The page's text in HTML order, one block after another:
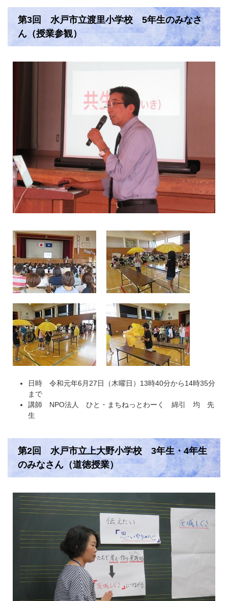
第3回 水戸市立渡里小学校 5年生のみなさ
ん（授業参観）
日時 令和元年6月27日（木曜日）13時40分から14時35分
まで
講師 NPO法人 ひと・まちねっとわーく 綿引 均 先
生
第2回 水戸市立上大野小学校 3年生・4年生
のみなさん（道徳授業）